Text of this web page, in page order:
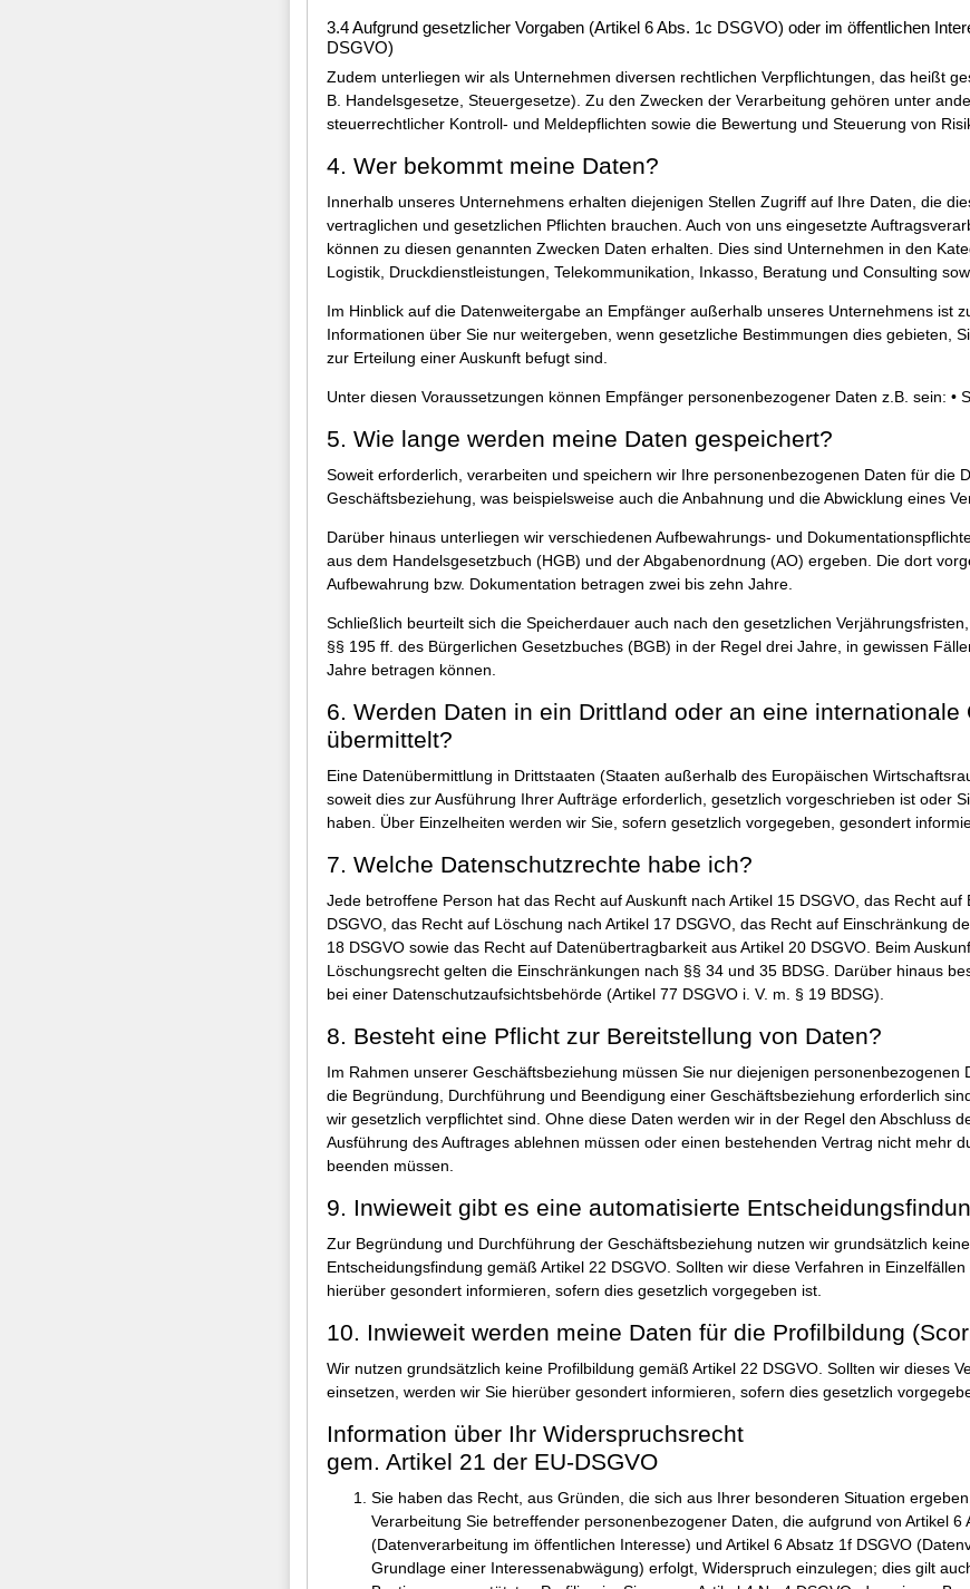
3.4 Aufgrund gesetzlicher Vorgaben (Artikel 6 Abs. 1c DSGVO) oder im öffentlichen
DSGVO)
Zudem unterliegen wir als Unternehmen diversen rechtlichen Verpflichtungen, das heißt
B. Handelsgesetze, Steuergesetze). Zu den Zwecken der Verarbeitung gehören unter
steuerrechtlicher Kontroll- und Meldepflichten sowie die Bewertung und Steuerung von
4. Wer bekommt meine Daten?
Innerhalb unseres Unternehmens erhalten diejenigen Stellen Zugriff auf Ihre Daten, die
vertraglichen und gesetzlichen Pflichten brauchen. Auch von uns eingesetzte
können zu diesen genannten Zwecken Daten erhalten. Dies sind Unternehmen in den
Logistik, Druckdienstleistungen, Telekommunikation, Inkasso, Beratung und Consulting
Im Hinblick auf die Datenweitergabe an Empfänger außerhalb unseres Unternehmens ist
Informationen über Sie nur weitergeben, wenn gesetzliche Bestimmungen dies gebieten,
zur Erteilung einer Auskunft befugt sind.
Unter diesen Voraussetzungen können Empfänger personenbezogener Daten z.B. sein: •
5. Wie lange werden meine Daten gespeichert?
Soweit erforderlich, verarbeiten und speichern wir Ihre personenbezogenen Daten für die
Geschäftsbeziehung, was beispielsweise auch die Anbahnung und die Abwicklung eines
Darüber hinaus unterliegen wir verschiedenen Aufbewahrungs- und
aus dem Handelsgesetzbuch (HGB) und der Abgabenordnung (AO) ergeben. Die dort
Aufbewahrung bzw. Dokumentation betragen zwei bis zehn Jahre.
Schließlich beurteilt sich die Speicherdauer auch nach den gesetzlichen
§§ 195 ff. des Bürgerlichen Gesetzbuches (BGB) in der Regel drei Jahre, in gewissen
Jahre betragen können.
6. Werden Daten in ein Drittland oder an eine internationale
übermittelt?
Eine Datenübermittlung in Drittstaaten (Staaten außerhalb des Europäischen
soweit dies zur Ausführung Ihrer Aufträge erforderlich, gesetzlich vorgeschrieben ist oder
haben. Über Einzelheiten werden wir Sie, sofern gesetzlich vorgegeben, gesondert
7. Welche Datenschutzrechte habe ich?
Jede betroffene Person hat das Recht auf Auskunft nach Artikel 15 DSGVO, das Recht auf
DSGVO, das Recht auf Löschung nach Artikel 17 DSGVO, das Recht auf Einschränkung
18 DSGVO sowie das Recht auf Datenübertragbarkeit aus Artikel 20 DSGVO. Beim
Löschungsrecht gelten die Einschränkungen nach §§ 34 und 35 BDSG. Darüber hinaus
bei einer Datenschutzaufsichtsbehörde (Artikel 77 DSGVO i. V. m. § 19 BDSG).
8. Besteht eine Pflicht zur Bereitstellung von Daten?
Im Rahmen unserer Geschäftsbeziehung müssen Sie nur diejenigen personenbezogenen
die Begründung, Durchführung und Beendigung einer Geschäftsbeziehung erforderlich
wir gesetzlich verpflichtet sind. Ohne diese Daten werden wir in der Regel den Abschluss
Ausführung des Auftrages ablehnen müssen oder einen bestehenden Vertrag nicht mehr
beenden müssen.
9. Inwieweit gibt es eine automatisierte
Zur Begründung und Durchführung der Geschäftsbeziehung nutzen wir grundsätzlich
Entscheidungsfindung gemäß Artikel 22 DSGVO. Sollten wir diese Verfahren in
hierüber gesondert informieren, sofern dies gesetzlich vorgegeben ist.
10. Inwieweit werden meine Daten für die Profilbildung
Wir nutzen grundsätzlich keine Profilbildung gemäß Artikel 22 DSGVO. Sollten wir dieses
einsetzen, werden wir Sie hierüber gesondert informieren, sofern dies gesetzlich
Information über Ihr Widerspruchsrecht
gem. Artikel 21 der EU-DSGVO
Sie haben das Recht, aus Gründen, die sich aus Ihrer besonderen Situation
Verarbeitung Sie betreffender personenbezogener Daten, die aufgrund von Artikel 6
(Datenverarbeitung im öffentlichen Interesse) und Artikel 6 Absatz 1f DSGVO
Grundlage einer Interessenabwägung) erfolgt, Widerspruch einzulegen; dies gilt